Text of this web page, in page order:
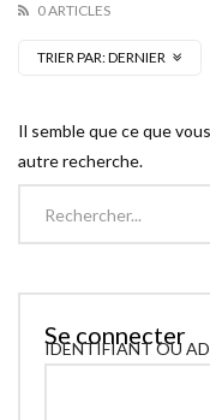
0 ARTICLES
TRIER PAR:DERNIER
Il semble que ce que
autre recherche.
Se connecter
IDENTIFIANT OU